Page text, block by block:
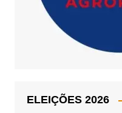
ELEIÇÕES 2026